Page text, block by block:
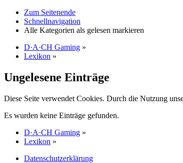
Zum Seitenende
Schnellnavigation
Alle Kategorien als gelesen markieren
D·A·CH Gaming »
Lexikon »
Ungelesene Einträge
Diese Seite verwendet Cookies. Durch die Nutzung
Es wurden keine Einträge gefunden.
D·A·CH Gaming »
Lexikon »
Datenschutzerklärung